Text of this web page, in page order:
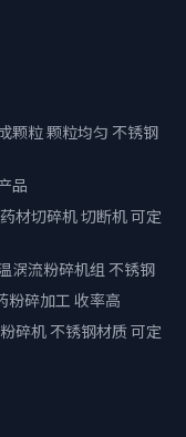
颗粒 颗粒均匀 不锈钢
品
材切碎机 切断机 可定
涡流粉碎机组 不锈钢
粉碎加工 收率高
碎机 不锈钢材质 可定